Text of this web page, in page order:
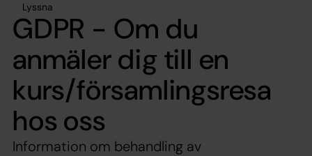
Lyssna
GDPR - Om du
anmäler dig till en
kurs/församlingsresa
hos oss
Information om behandling av